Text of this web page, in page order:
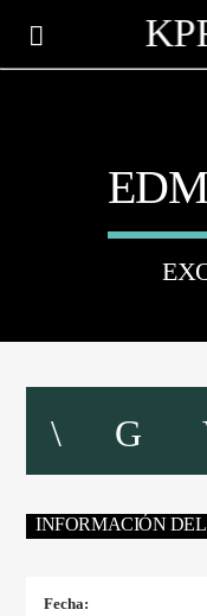
CANCIÓN ACTUAL
ARTISTA
INFORMACIÓN
Fecha: